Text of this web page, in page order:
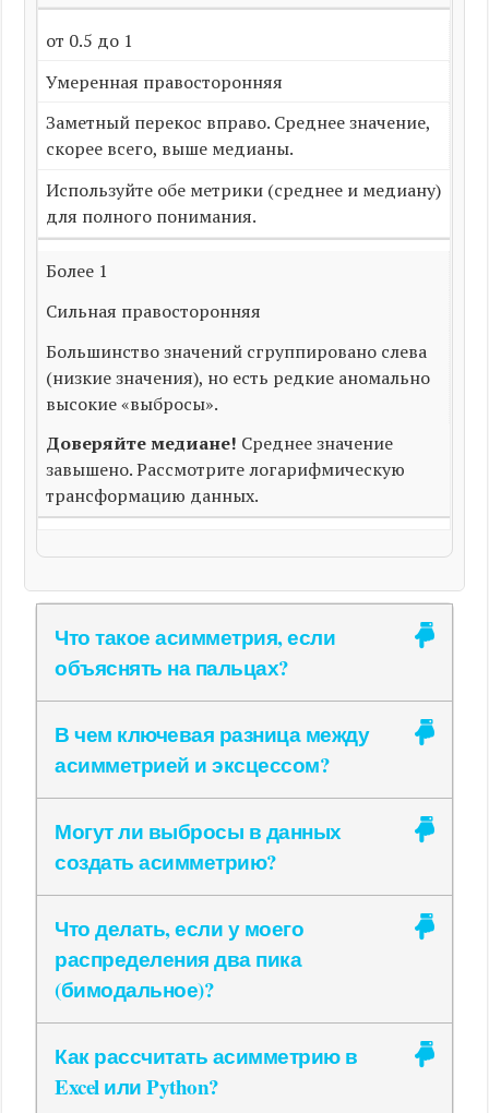
от 0.5 до 1
Умеренная правосторонняя
Заметный перекос вправо. Среднее значение,
скорее всего, выше медианы.
Используйте обе метрики (среднее и медиану)
для полного понимания.
Более 1
Сильная правосторонняя
Большинство значений сгруппировано слева
(низкие значения), но есть редкие аномально
высокие «выбросы».
Доверяйте медиане! Среднее значение
завышено. Рассмотрите логарифмическую
трансформацию данных.
Что такое асимметрия, если
объяснять на пальцах?
В чем ключевая разница между
асимметрией и эксцессом?
Могут ли выбросы в данных
создать асимметрию?
Что делать, если у моего
распределения два пика
(бимодальное)?
Как рассчитать асимметрию в
Excel или Python?